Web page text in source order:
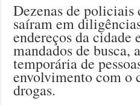
Dezenas de
saíram em
endereços da cidade
mandados de busca,
temporária de
envolvimento com o
drogas.